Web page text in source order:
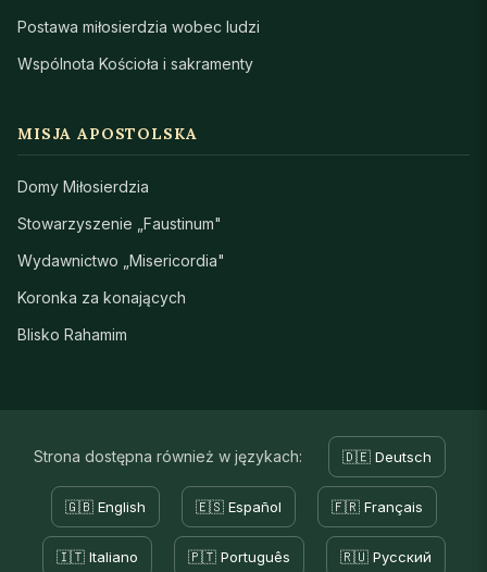
Postawa miłosierdzia wobec ludzi
Wspólnota Kościoła i sakramenty
MISJA APOSTOLSKA
Domy Miłosierdzia
Stowarzyszenie „Faustinum"
Wydawnictwo „Misericordia"
Koronka za konających
Blisko Rahamim
Strona dostępna również w językach: 🇩🇪 Deutsch
🇬🇧 English 🇪🇸 Español 🇫🇷 Français
🇮🇹 Italiano 🇵🇹 Português 🇷🇺 Русский